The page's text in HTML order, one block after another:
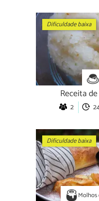
Dificuldade baixa
Receita
2
Dificuldade baixa